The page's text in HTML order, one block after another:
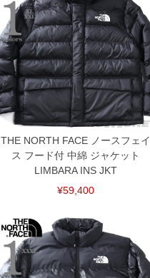
COLOR VARIATION
THE NORTH FACE ノースフェイ
ス フード付 中綿 ジャケット
LIMBARA INS JKT
¥59,400